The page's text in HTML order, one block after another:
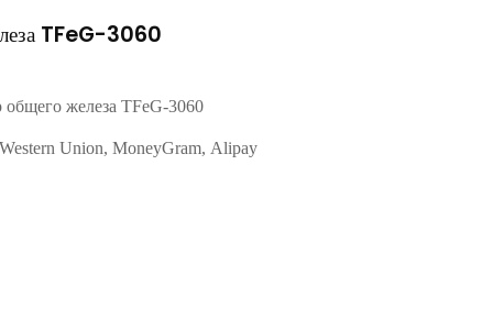
TFeG-3060
железа TFeG-3060
Union, MoneyGram, Alipay